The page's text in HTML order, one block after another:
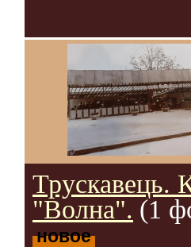
Трускавець.
"Волна". (1
новое